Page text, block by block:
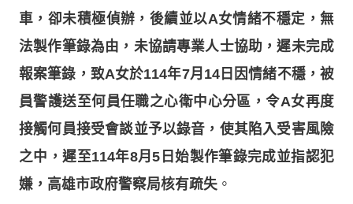
車，卻未積極偵辦，後續並以A女情緒不穩定，無
法製作筆錄為由，未協請專業人士協助，遲未完成
報案筆錄，致A女於114年7月14日因情緒不穩，被
員警護送至何員任職之心衛中心分區，令A女再度
接觸何員接受會談並予以錄音，使其陷入受害風險
之中，遲至114年8月5日始製作筆錄完成並指認犯
嫌，高雄市政府警察局核有疏失 。